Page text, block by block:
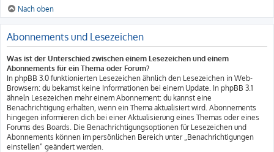
Nach oben
Abonnements und Lesezeichen
Was ist der Unterschied zwischen einem Lesezeichen und einem
Abonnements für ein Thema oder Forum?
In phpBB 3.0 funktionierten Lesezeichen ähnlich den Lesezeichen in Web-
Browsern: du bekamst keine Informationen bei einem Update. In phpBB 3.1
ähneln Lesezeichen mehr einem Abonnement: du kannst eine
Benachrichtigung erhalten, wenn ein Thema aktualisiert wird. Abonnements
hingegen informieren dich bei einer Aktualisierung eines Themas oder eines
Forums des Boards. Die Benachrichtigungsoptionen für Lesezeichen und
Abonnements können im persönlichen Bereich unter „Benachrichtigungen
einstellen“ geändert werden.